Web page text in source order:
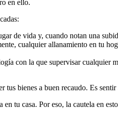
en ello.
de vida y, cuando notan una
cualquier allanamiento en tu
con la que supervisar cualquier
tus bienes a buen recaudo. Es
tu casa. Por eso, la cautela en